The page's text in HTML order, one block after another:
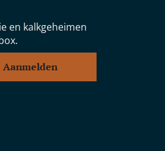
en kalkgeheimen
Aanmelden